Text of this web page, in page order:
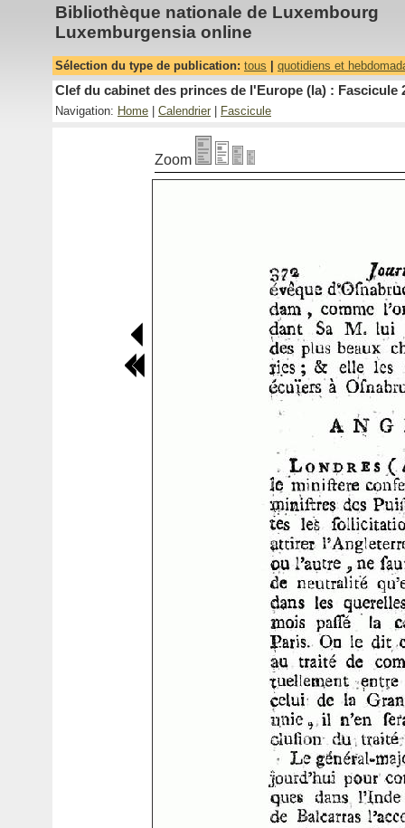
Bibliothèque nationale de Luxembourg
Luxemburgensia online
Sélection du type de publication: tous quotidiens et
Clef du cabinet des princes de l'Europe (la) : Fascicule
Navigation: Home Calendrier Fascicule
Zoom